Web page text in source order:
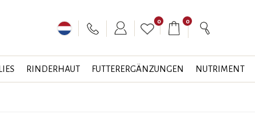
0 0
RINDERHAUT FUTTERERGÄNZUNGEN NUTRIMENT